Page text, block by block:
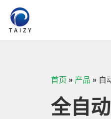
首页 » 产品 » 自
全自